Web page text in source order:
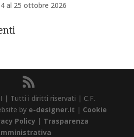
al 25 ottobre 2026
| Tutti i diritti riservati | C.F.
by e-designer.it | Cookie
Policy | Trasparenza